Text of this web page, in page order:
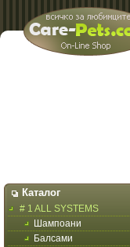
Каталог
# 1 ALL SYSTEMS
Шампоани
Балсами